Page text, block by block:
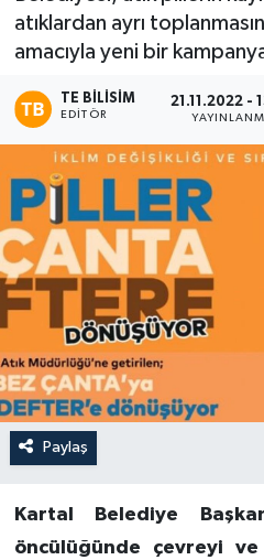
atıklardan ayrı
amacıyla yeni bir
TE BILISIM
EDITÖR
21.11.2022 -
Paylaş
Kartal Belediye
öncülüğünde çevreyi